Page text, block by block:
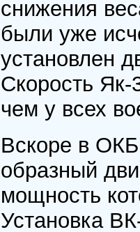
снижения
были уже
установлен
Скорость
чем у всех
Вскоре в
образный
мощность
Установка